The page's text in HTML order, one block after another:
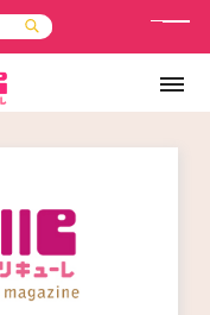
トノベル
合わせはこちら
メ
ー